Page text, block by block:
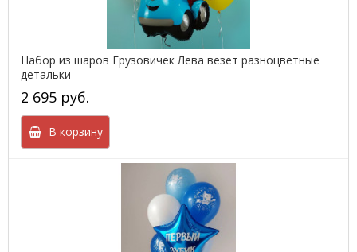
Набор из шаров Грузовичек Лева везет разноцветные
детальки
2 695 руб.
В корзину